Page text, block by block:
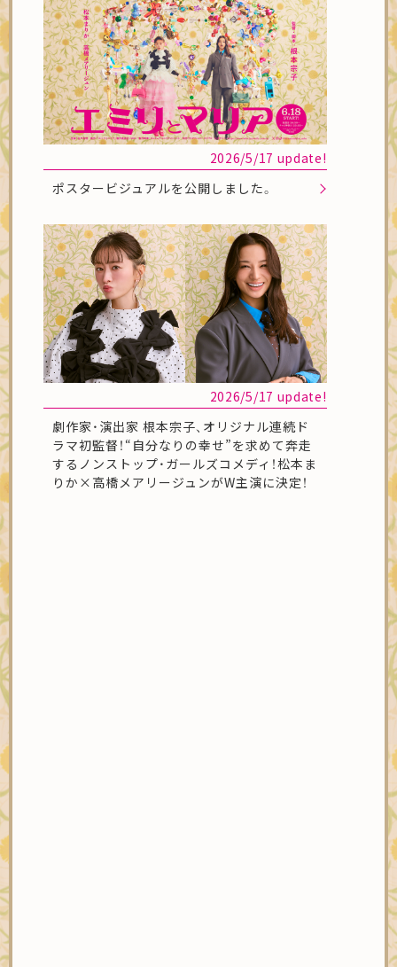
2026/5/17 update!
ポスタービジュアルを公開しました。
2026/5/17 update!
劇作家・演出家 根本宗子、オリジナル連続ド
ラマ初監督！“自分なりの幸せ”を求めて奔走
するノンストップ・ガールズコメディ！松本ま
りか×高橋メアリージュンがW主演に決定！